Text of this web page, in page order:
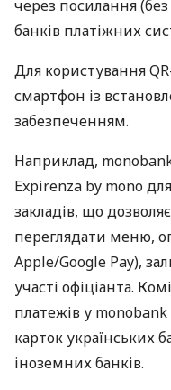
через посилання
банків платіжних
Для користування
смартфон із
забезпеченням.
Наприклад,
Expirenza by mono
закладів, що
переглядати меню,
Apple/Google Pay),
участі офіціанта.
платежів у monobank
карток українських
іноземних банків.